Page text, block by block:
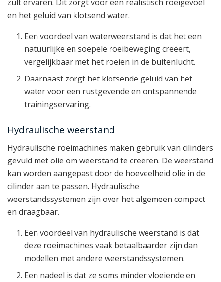
zult ervaren. Dit zorgt voor een realistisch roeigevoel
en het geluid van klotsend water.
Een voordeel van waterweerstand is dat het een
natuurlijke en soepele roeibeweging creëert,
vergelijkbaar met het roeien in de buitenlucht.
Daarnaast zorgt het klotsende geluid van het
water voor een rustgevende en ontspannende
trainingservaring.
Hydraulische weerstand
Hydraulische roeimachines maken gebruik van cilinders
gevuld met olie om weerstand te creëren. De weerstand
kan worden aangepast door de hoeveelheid olie in de
cilinder aan te passen. Hydraulische
weerstandssystemen zijn over het algemeen compact
en draagbaar.
Een voordeel van hydraulische weerstand is dat
deze roeimachines vaak betaalbaarder zijn dan
modellen met andere weerstandssystemen.
Een nadeel is dat ze soms minder vloeiende en